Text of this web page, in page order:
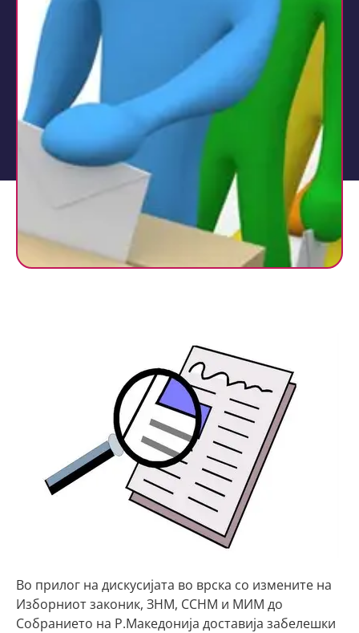
Во прилог на дискусијата во врска со измените на
Изборниот законик, ЗНМ, ССНМ и МИМ до
Собранието на Р.Македонија доставија забелешки